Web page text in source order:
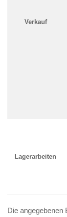
Verkauf
Lagerarbeiten
Die angegebenen